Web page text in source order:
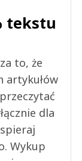
tekstu
to, że
artykułów
dla
Wykup